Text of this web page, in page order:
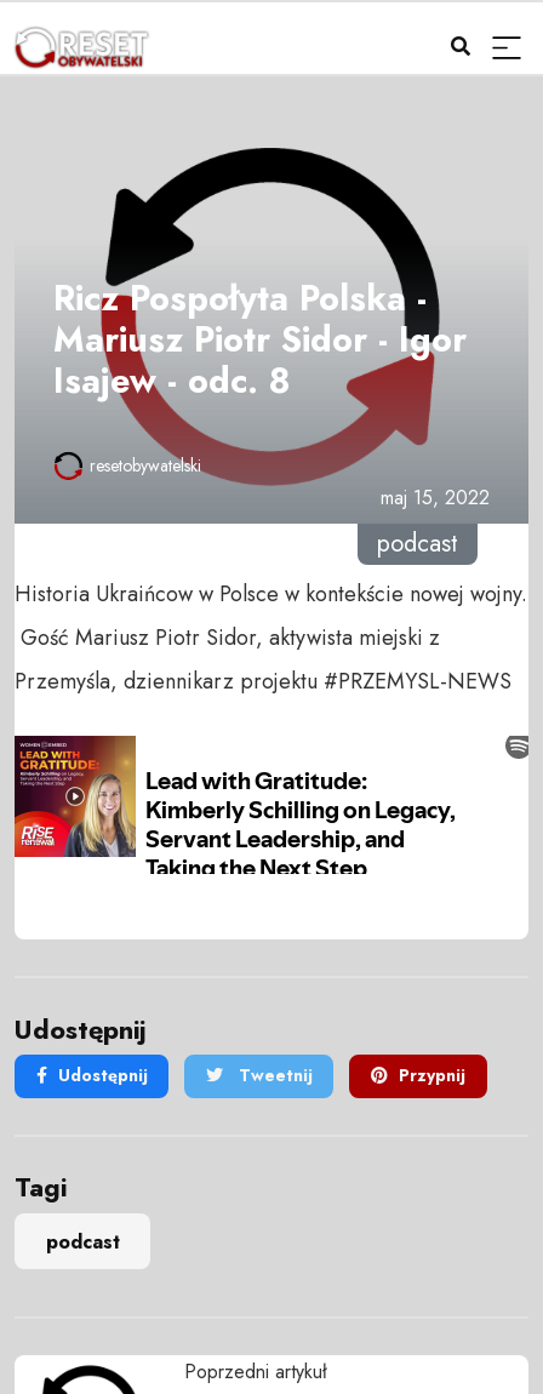
Ricz Pospołyta Polska -
Mariusz Piotr Sidor - Igor
Isajew - odc. 8
resetobywatelski
maj 15, 2022
podcast
Historia Ukraińcow w Polsce w kontekście nowej wojny.
Gość Mariusz Piotr Sidor, aktywista miejski z
Przemyśla, dziennikarz projektu #PRZEMYSL-NEWS
Udostępnij
Udostępnij Tweetnij Przypnij
Tagi
podcast
Poprzedni artykuł